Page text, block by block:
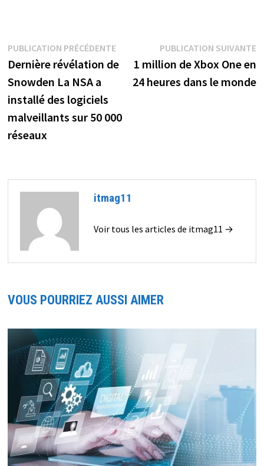
Navigation
de
l’article
PUBLICATION PRÉCÉDENTEPublication
précédente :
Dernière révélation de
Snowden La NSA a
installé des logiciels
malveillants sur 50 000
réseaux
PUBLICATION SUIVANTE
1 million de Xbox One en
24 heures dans le monde
itmag11
Voir tous les articles de itmag11 →
VOUS POURRIEZ AUSSI AIMER